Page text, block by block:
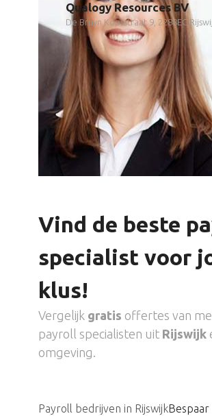
Qualogy Resources BV
De Bruyn Kopsstraat 9, 2288EC
Vind de beste
specialist voor
klus!
Vergelijk gratis offertes van
payroll specialisten uit Rijswijk
omgeving.
Payroll bedrijven in Rijswijk